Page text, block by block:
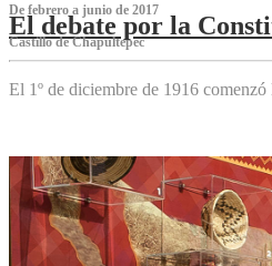
De febrero a junio de 2017
El debate por la
Castillo de Chapultepec
El 1º de diciembre de 1916